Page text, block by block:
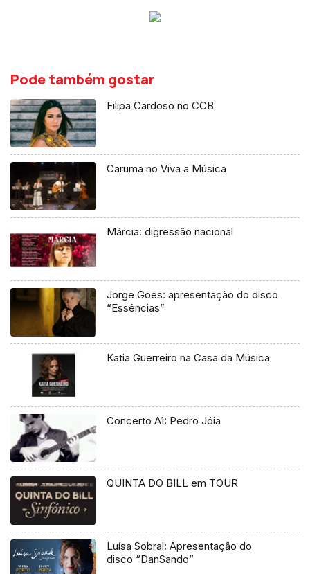
Pode também gostar
Filipa Cardoso no CCB
Caruma no Viva a Música
Márcia: digressão nacional
Jorge Goes: apresentação do disco
“Essências”
Katia Guerreiro na Casa da Música
Concerto A1: Pedro Jóia
QUINTA DO BILL em TOUR
Luísa Sobral: Apresentação do
disco “DanSando”